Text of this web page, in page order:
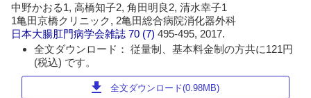
中野かおる1, 高橋知子2, 角田明良2, 清水幸子1
1亀田京橋クリニック, 2亀田総合病院消化器外科
日本大腸肛門病学会雑誌 70 (7)495-495, 2017.
全文ダウンロード： 従量制、基本料金制の方共に121円
(税込) です。
download 全文ダウンロード(0.98MB)